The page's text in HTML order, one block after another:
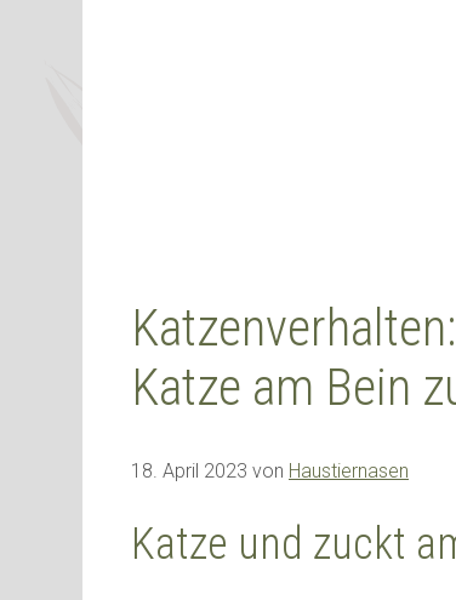
Katze am Bein
18. April 2023 von Haustiernasen
Katze und zuckt